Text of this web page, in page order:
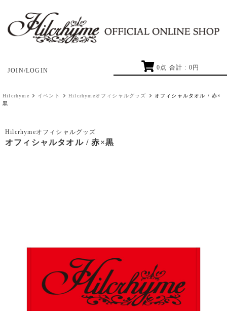
JOIN/LOGIN 0 点 合計 : 0円
Hilcrhyme イベント Hilcrhymeオフィシャルグッズ
オフィシャルタオル / 赤×
黒
Hilcrhymeオフィシャルグッズ
オフィシャルタオル / 赤×黒